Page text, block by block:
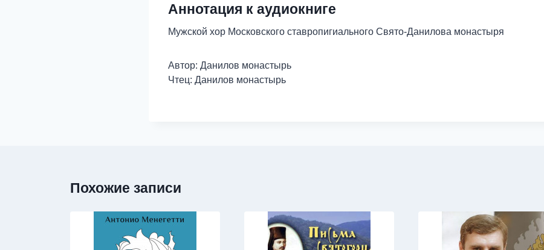
Аннотация к аудиокниге
Мужской хор Московского ставропигиального Свято-Данилова монастыря
Автор: Данилов монастырь
Чтец: Данилов монастырь
Похожие записи